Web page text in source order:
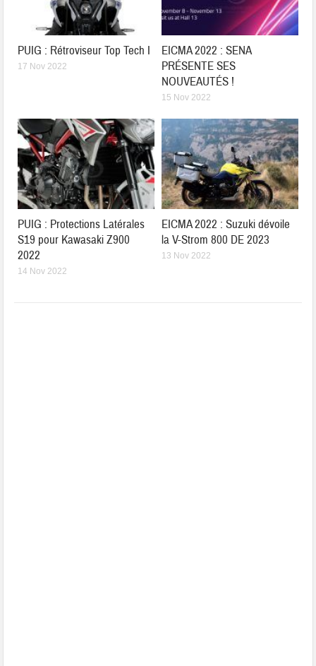
PUIG : Rétroviseur Top Tech I
17 Nov 2022
EICMA 2022 : SENA
PRÉSENTE SES
NOUVEAUTÉS !
15 Nov 2022
PUIG : Protections Latérales
S19 pour Kawasaki Z900
2022
14 Nov 2022
EICMA 2022 : Suzuki dévoile
la V-Strom 800 DE 2023
13 Nov 2022